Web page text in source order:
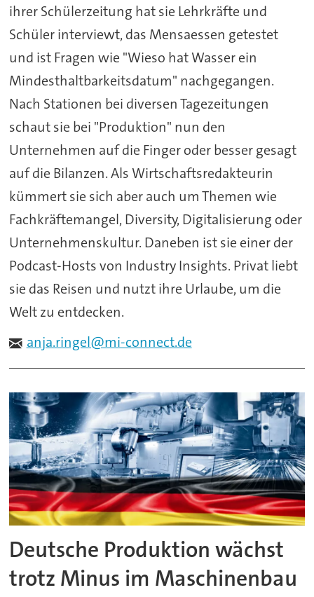
ihrer Schülerzeitung hat sie Lehrkräfte und
Schüler interviewt, das Mensaessen getestet
und ist Fragen wie "Wieso hat Wasser ein
Mindesthaltbarkeitsdatum" nachgegangen.
Nach Stationen bei diversen Tagezeitungen
schaut sie bei "Produktion" nun den
Unternehmen auf die Finger oder besser gesagt
auf die Bilanzen. Als Wirtschaftsredakteurin
kümmert sie sich aber auch um Themen wie
Fachkräftemangel, Diversity, Digitalisierung oder
Unternehmenskultur. Daneben ist sie einer der
Podcast-Hosts von Industry Insights. Privat liebt
sie das Reisen und nutzt ihre Urlaube, um die
Welt zu entdecken.
anja.ringel@mi-connect.de
Deutsche Produktion wächst
trotz Minus im Maschinenbau